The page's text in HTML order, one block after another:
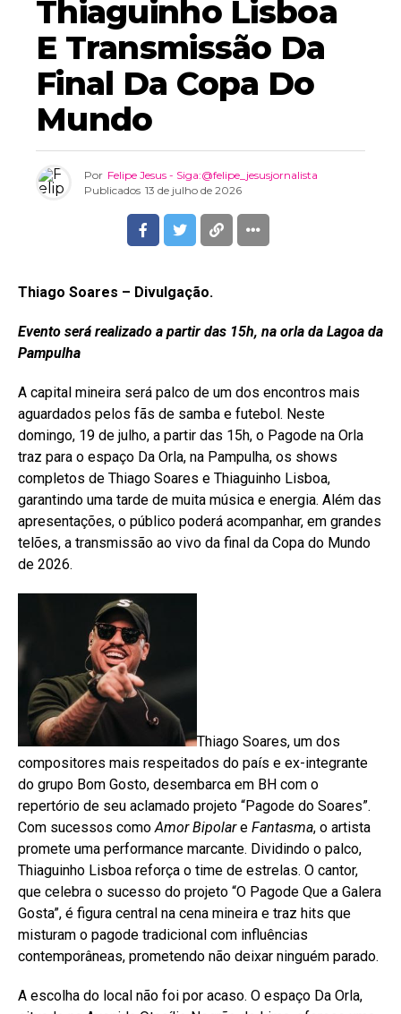
Thiaguinho Lisboa
E Transmissão Da
Final Da Copa Do
Mundo
Por Felipe Jesus - Siga:@felipe_jesusjornalista
Publicados 13 de julho de 2026
Thiago Soares – Divulgação.
Evento será realizado a partir das 15h, na orla da Lagoa da
Pampulha
A capital mineira será palco de um dos encontros mais
aguardados pelos fãs de samba e futebol. Neste
domingo, 19 de julho, a partir das 15h, o Pagode na Orla
traz para o espaço Da Orla, na Pampulha, os shows
completos de Thiago Soares e Thiaguinho Lisboa,
garantindo uma tarde de muita música e energia. Além das
apresentações, o público poderá acompanhar, em grandes
telões, a transmissão ao vivo da final da Copa do Mundo
de 2026.
Thiago Soares, um dos
compositores mais respeitados do país e ex-integrante
do grupo Bom Gosto, desembarca em BH com o
repertório de seu aclamado projeto “Pagode do Soares”.
Com sucessos comoAmor Bipolare Fantasma, o artista
promete uma performance marcante. Dividindo o palco,
Thiaguinho Lisboa reforça o time de estrelas. O cantor,
que celebra o sucesso do projeto “O Pagode Que a Galera
Gosta”, é figura central na cena mineira e traz hits que
misturam o pagode tradicional com influências
contemporâneas, prometendo não deixar ninguém parado.
A escolha do local não foi por acaso. O espaço Da Orla,